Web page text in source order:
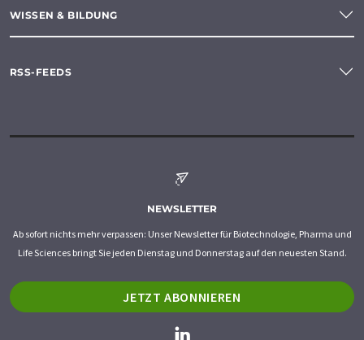
WISSEN & BILDUNG
RSS-FEEDS
NEWSLETTER
Ab sofort nichts mehr verpassen: Unser Newsletter für Biotechnologie, Pharma und
Life Sciences bringt Sie jeden Dienstag und Donnerstag auf den neuesten Stand.
JETZT ABONNIEREN